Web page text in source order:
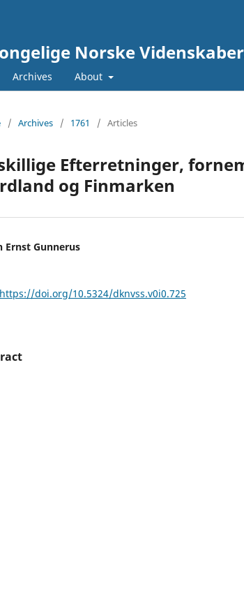
Norske
Archives About
/ Archives / 1761 / Articles
Efterretninger,
og Finmarken
Ernst Gunnerus
https://doi.org/10.5324/dknvss.v0i0.725